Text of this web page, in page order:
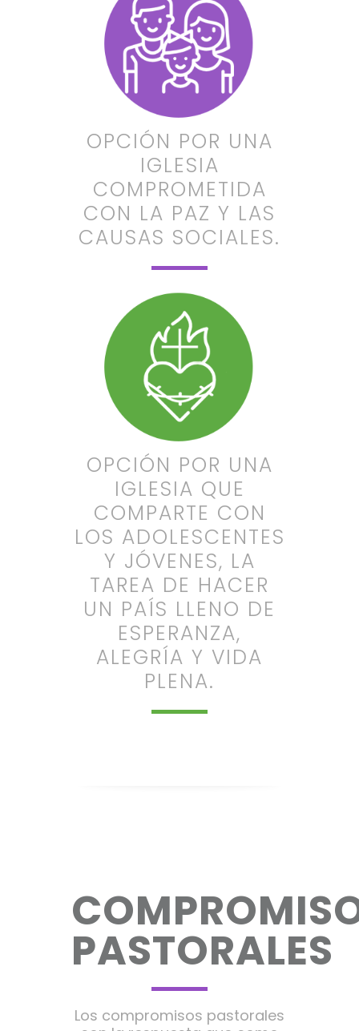
OPCIÓN POR UNA
IGLESIA
COMPROMETIDA
CON LA PAZ Y LAS
CAUSAS SOCIALES.
OPCIÓN POR UNA
IGLESIA QUE
COMPARTE CON
LOS ADOLESCENTES
Y JÓVENES, LA
TAREA DE HACER
UN PAÍS LLENO DE
ESPERANZA,
ALEGRÍA Y VIDA
PLENA.
PASTORALES
Los compromisos pastorales